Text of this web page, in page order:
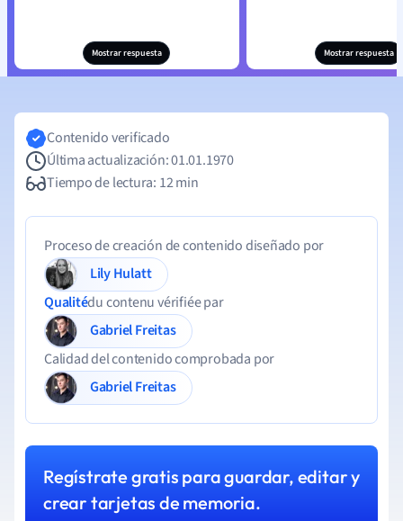
Mostrar respuesta Mostrar respuesta
Contenido verificado
Última actualización: 01.01.1970
Tiempo de lectura: 12 min
Proceso de creación de contenido diseñado por
Lily Hulatt
Qualitédu contenu vérifiée par
Gabriel Freitas
Calidad del contenido comprobada por
Gabriel Freitas
Regístrate gratis para guardar, editar y
crear tarjetas de memoria.